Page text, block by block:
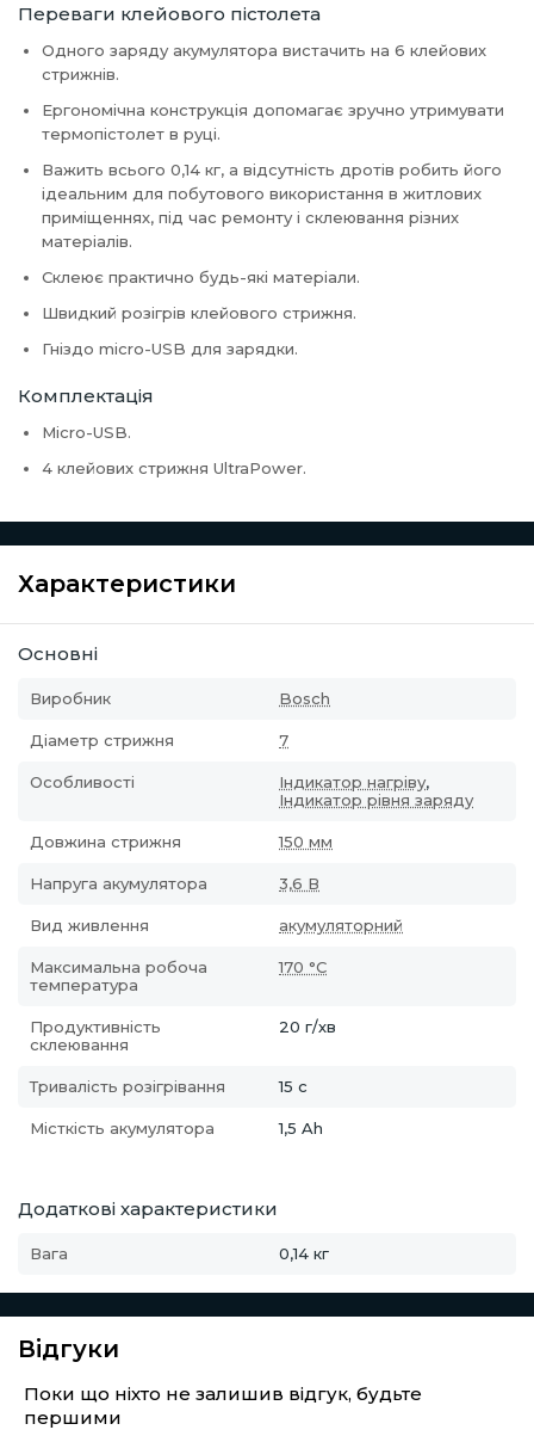
Переваги клейового пістолета
Одного заряду акумулятора вистачить на 6 клейових
стрижнів.
Ергономічна конструкція допомагає зручно утримувати
термопістолет в руці.
Важить всього 0,14 кг, а відсутність дротів робить його
ідеальним для побутового використання в житлових
приміщеннях, під час ремонту і склеювання різних
матеріалів.
Склеює практично будь-які матеріали.
Швидкий розігрів клейового стрижня.
Гніздо micro-USB для зарядки.
Комплектація
Micro-USB.
4 клейових стрижня UltraPower.
Характеристики
Основні
Виробник Bosch
Діаметр стрижня 7
Особливості Індикатор нагріву,
Індикатор рівня заряду
Довжина стрижня 150 мм
Напруга акумулятора 3,6 В
Вид живлення акумуляторний
Максимальна робоча
температура
170 °С
Продуктивність
склеювання
20 г/хв
Тривалість розігрівання 15 с
Місткість акумулятора 1,5 Ah
Додаткові характеристики
Вага 0,14 кг
Відгуки
Поки що ніхто не залишив відгук, будьте
першими